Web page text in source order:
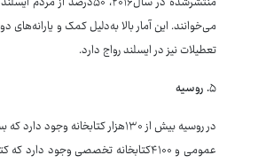
می‌خوانند. این آمار بالا به‌دلیل کمک و
تعطیلات نیز در ایسلند رواج دارد.
۵. روسیه
عمومی و ۴۱۰۰کتابخانه تخصصی وجود